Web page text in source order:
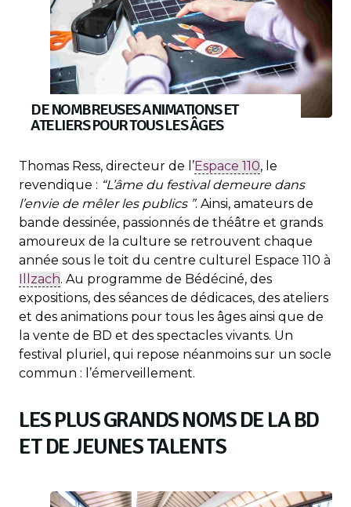
DE NOMBREUSES ANIMATIONS ET
ATELIERS POUR TOUS LES ÂGES
Thomas Ress, directeur de l’Espace 110, le
revendique : “L’âme du festival demeure dans
l’envie de mêler les publics ”. Ainsi, amateurs de
bande dessinée, passionnés de théâtre et grands
amoureux de la culture se retrouvent chaque
année sous le toit du centre culturel Espace 110 à
Illzach. Au programme de Bédéciné, des
expositions, des séances de dédicaces, des ateliers
et des animations pour tous les âges ainsi que de
la vente de BD et des spectacles vivants. Un
festival pluriel, qui repose néanmoins sur un socle
commun : l’émerveillement.
LES PLUS GRANDS NOMS DE LA BD
ET DE JEUNES TALENTS